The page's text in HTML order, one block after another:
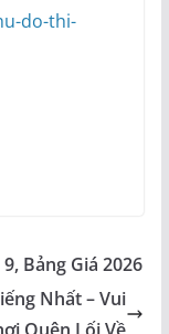
do-thi-
Bảng Giá 2026
Nhất – Vui